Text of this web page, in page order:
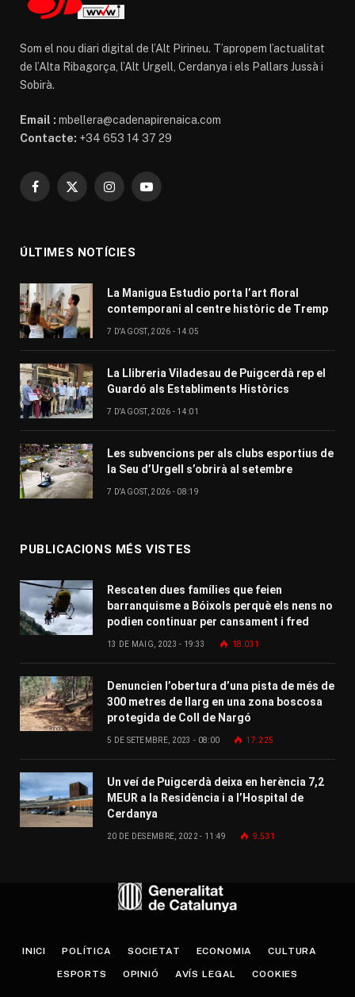
Som el nou diari digital de l’Alt Pirineu. T’apropem l’actualitat
de l’Alta Ribagorça, l’Alt Urgell, Cerdanya i els Pallars Jussà i
Sobirà.
Email : mbellera@cadenapirenaica.com
Contacte: +34 653 14 37 29
Facebook
X
InstagramYouTube
ÚLTIMES NOTÍCIES
La Manigua Estudio porta l’art floral
contemporani al centre històric de Tremp
7 D'AGOST, 2026 - 14:05
La Llibreria Viladesau de Puigcerdà rep el
Guardó als Establiments Històrics
7 D'AGOST, 2026 - 14:01
Les subvencions per als clubs esportius de
la Seu d’Urgell s’obrirà al setembre
7 D'AGOST, 2026 - 08:19
PUBLICACIONS MÉS VISTES
Rescaten dues famílies que feien
barranquisme a Bóixols perquè els nens no
podien continuar per cansament i fred
13 DE MAIG, 2023 - 19:33 18.031
Denuncien l’obertura d’una pista de més de
300 metres de llarg en una zona boscosa
protegida de Coll de Nargó
5 DE SETEMBRE, 2023 - 08:00 17.225
Un veí de Puigcerdà deixa en herència 7,2
MEUR a la Residència i a l’Hospital de
Cerdanya
20 DE DESEMBRE, 2022 - 11:49 9.531
INICI POLÍTICA SOCIETAT ECONOMIA CULTURA
ESPORTS OPINIÓ AVÍS LEGAL COOKIES